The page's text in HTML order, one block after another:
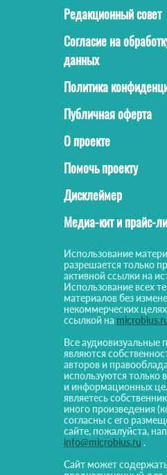
Редакционный совет
Согласие на
данных
Политика
Публичная оферта
О проекте
Помочь проекту
Дисклеймер
Медиа-кит и прайс-
Использование
разрешается только
активной ссылки на
Использование всех
материалов без
некоммерческих
ссылкой на
Все аудиовизуальные
являются
авторов и
используются только
и информационных
являетесь
иного произведения
согласны с его
сайте, пожалуйста,
info@microbius.ru .
Сайт может